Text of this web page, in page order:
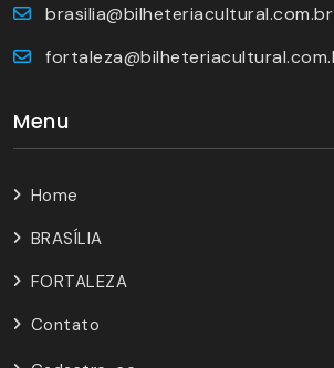
brasilia@bilheteriacultural.com.br
Menu
Home
BRASÍLIA
FORTALEZA
Contato